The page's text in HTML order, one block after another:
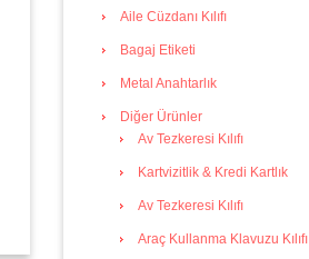
Aile Cüzdanı Kılıfı
Bagaj Etiketi
Metal Anahtarlık
Diğer Ürünler
Av Tezkeresi Kılıfı
Kartvizitlik & Kredi Kartlık
Av Tezkeresi Kılıfı
Araç Kullanma Klavuzu Kılıfı